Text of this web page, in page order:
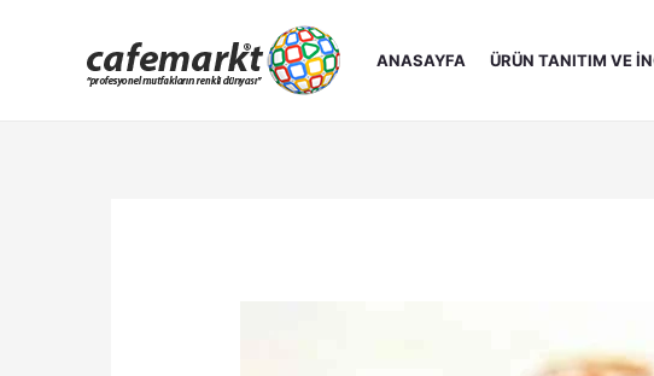
ANASAYFA ÜRÜN TANITIM VE